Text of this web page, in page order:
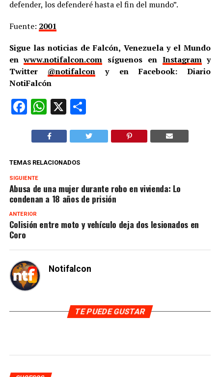
defender, los defenderé hasta el fin del mundo”.
Fuente: 2001
Sigue las noticias de Falcón, Venezuela y el Mundo
enwww.notifalcon.com síguenos en Instagramy
Twitter @notifalcon y en Facebook: Diario
NotiFalcón
Facebook
WhatsApp
X Compartir
TEMAS RELACIONADOS
SIGUIENTE
Abusa de una mujer durante robo en vivienda: Lo
condenan a 18 años de prisión
ANTERIOR
Colisión entre moto y vehículo deja dos lesionados en
Coro
Notifalcon
TE PUEDE GUSTAR